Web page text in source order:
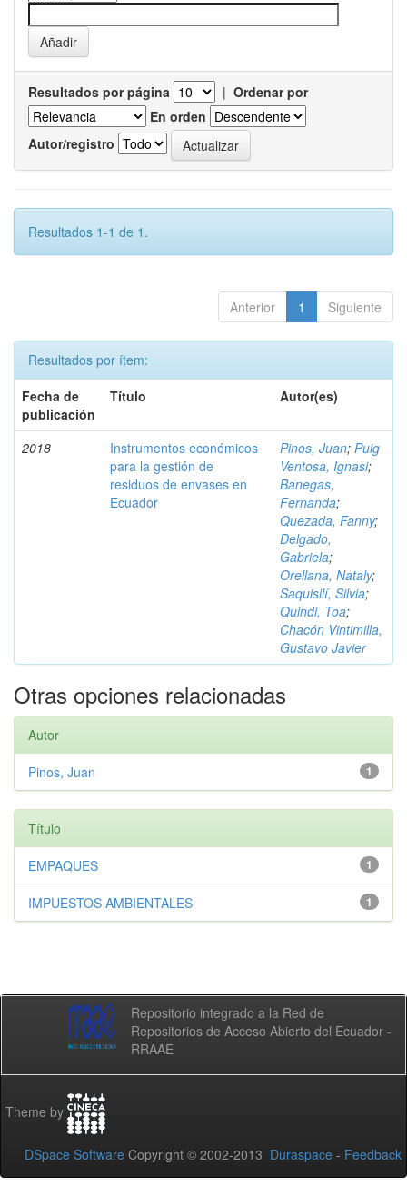
Resultados por página | Ordenar por
En orden
Autor/registro
Resultados 1-1 de 1.
Anterior 1 Siguiente
Resultados por ítem:
Fecha de
publicación
Título Autor(es)
2018
Instrumentos económicos
para la gestión de
residuos de envases en
Ecuador
Pinos, Juan; Puig
Ventosa, Ignasi;
Banegas,
Fernanda;
Quezada, Fanny;
Delgado,
Gabriela;
Orellana, Nataly;
Saquisilí, Silvia;
Quindi, Toa;
Chacón Vintimilla,
Gustavo Javier
Otras opciones relacionadas
Autor
1
Pinos, Juan
Título
1
EMPAQUES
1
IMPUESTOS AMBIENTALES
Repositorio integrado a la Red de
Repositorios de Acceso Abierto del Ecuador -
RRAAE
Theme by
DSpace Software Copyright © 2002-2013 Duraspace - Feedback